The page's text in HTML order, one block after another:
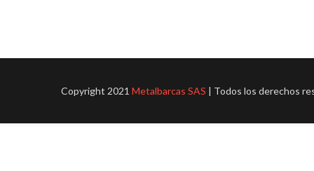
Copyright 2021 Metalbarcas SAS | Todos los derechos